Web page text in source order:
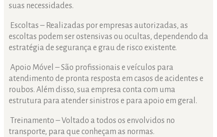
suas necessidades.
Escoltas – Realizadas por empresas autorizadas, as
escoltas podem ser ostensivas ou ocultas, dependendo da
estratégia de segurança e grau de risco existente.
Apoio Móvel – São profissionais e veículos para
atendimento de pronta resposta em casos de acidentes e
roubos. Além disso, sua empresa conta com uma
estrutura para atender sinistros e para apoio em geral.
Treinamento – Voltado a todos os envolvidos no
transporte, para que conheçam as normas.